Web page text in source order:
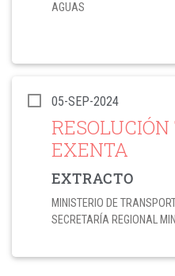
AGUAS
05-SEP-2024
RESOLUCIÓN
EXENTA
EXTRACTO
MINISTERIO DE
SECRETARÍA REGIONAL